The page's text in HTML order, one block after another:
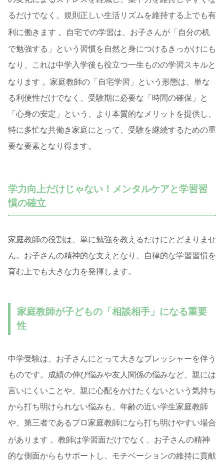
るだけでなく、規則正しい生活リズムを維持する上でも有
利に働きます 。自宅での学習は、お子さんが「自分の机
で勉強する」という習慣を自然と身につけるきっかけにも
なり、これは中学入学後も役立つ一生ものの学習スキルと
なります 。家庭教師の「自宅学習」という形態は、単な
る利便性だけでなく、受験期に必要な「時間の確保」と
「心身の安定」という、より本質的なメリットを提供し、
特に多忙な共働き家庭にとって、受験を継続するための重
要な要素となり得ます。
学力向上だけじゃない！メンタルケアと学習習
慣の確立
家庭教師の役割は、単に勉強を教えるだけにとどまりませ
ん。お子さんの精神的な支えとなり、自律的な学習習慣を
育む上でも大きな力を発揮します。
家庭教師が子どもの「相談相手」になる重要
性
中学受験は、お子さんにとって大きなプレッシャーを伴う
ものです。成績の伸び悩みや友人関係の悩みなど、親には
言いにくいことや、親に心配をかけたくないという気持ち
から打ち明けられない悩みも、年齢の近い学生家庭教師
や、第三者であるプロ家庭教師になら打ち明けやすい場合
があります 。教師は学習面だけでなく、お子さんの精神
的な側面からもサポートし、モチベーションの維持に貢献